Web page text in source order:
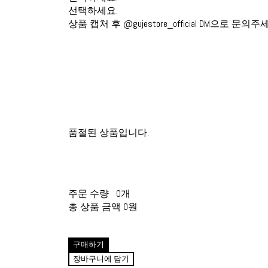
선택하세요.
상품 캡처 후 @gujestore_official DM으로 문의주
품절된 상품입니다.
주문 수량
0개
총 상품 금액 0원
구매하기
장바구니에 담기